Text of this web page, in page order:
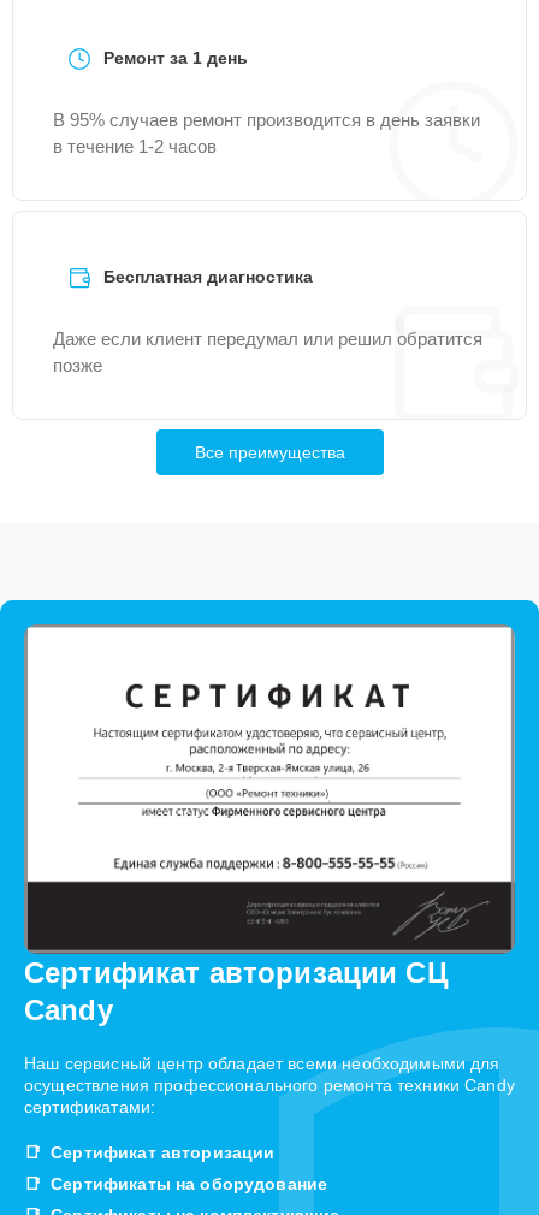
Ремонт за 1 день
В 95% случаев ремонт производится в день заявки
в течение 1-2 часов
Бесплатная диагностика
Даже если клиент передумал или решил обратится
позже
Все преимущества
Сертификат авторизации СЦ
Candy
Наш сервисный центр обладает всеми необходимыми для
осуществления профессионального ремонта техники Candy
сертификатами:
Сертификат авторизации
Сертификаты на оборудование